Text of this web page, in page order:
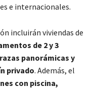
e internacionales.
incluirán viviendas de
de 2 y 3
panorámicas y
privado. Además, el
con piscina,